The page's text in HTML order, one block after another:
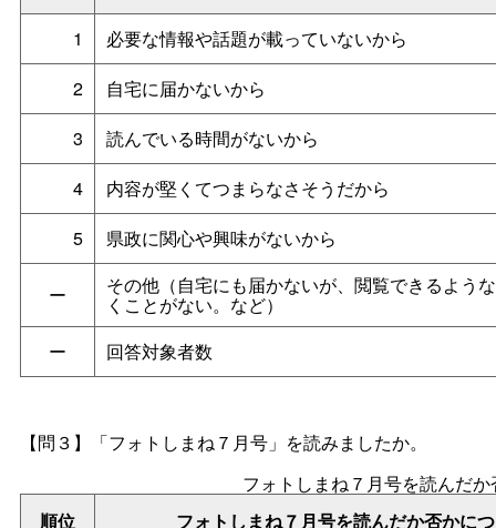
1
必要な情報や話題が載っていないから
2
自宅に届かないから
3
読んでいる時間がないから
4
内容が堅くてつまらなさそうだから
5
県政に関心や興味がないから
ー その他（自宅にも届かないが、閲覧できるよう
くことがない。など）
ー
回答対象者数
【問３】「フォトしまね７月号」を読みましたか。
順位 フォトしまね７月号を読んだか否かに
フォトしまね７月号を読んだ